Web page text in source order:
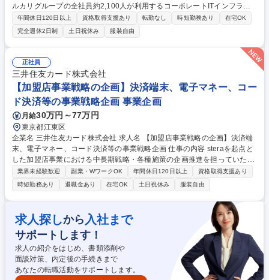
ルカリグループの全社員約2,100人が利用するコーポレートITインフラ全
般の管理・運用を行っており、以下の業務をお任せします。 ■オフィスネ
ットワーク、セキュリティシステムの設計・構築・運用 ■Google Cloudや
Microsoft Azure など IaaS や仮想基盤の設計・構築・運用■okta、Google
WorkSpace など SaaS の設計・構築・運用 ■Endpoint（端末 / モバイ
ル）の設計・構築・運用 ※ゼロトラストに代表されるようなセキュリティ
アーキテクチャなども取り入れ、より高度で最適な Infrastructure のモデ
ルを作成していく役割を担います。 募集職種 【社内SE(ネットワーク)】
フルフレックス/最適なコーポレートITの実現◎
年間休日120日以上 資格取得支援あり 転勤なし 時短勤務あり
在宅OK
完全週休2日制
土日祝休み 服装自由
正社員
三井住友カード株式会社
【加盟店事業戦略の企画】決済端末、電子マネー、コー
ド決済等の事業戦略企画 事業企画
月給30万円～77万円
東京都江東区
企業名 三井住友カード株式会社 求人名 【加盟店事業戦略の企画】決済端
末、電子マネー、コード決済等の事業戦略企画 仕事の内容 steraを起点と
した加盟店事業における中長期戦略・各種施策の企画推進を担っていただ
きます。決済市場の変化を捉え、加盟店・カード会員・当社の三者にとっ
て価値あるビジネスモデルを構築するポジションです。 ■加盟店事業にお
ける中長期成長戦略・事業計画の策定 ■加盟店向け新サービス・新ビジネ
スモデルの企画立案 ■決済市場・競合(国内外アクワイアラー、Pay/QR事
業者等)の調査・分析 ■決済ブランド会社、当局等との渉外及び調整 【取
組事例】三井住友カードが手掛ける次世代決済プラットフォーム『stera』
https://www.smbc-card.com/kamei/stera/index.jsp 募集職種 【加盟店事業
戦略の企画】決済端末、電子マネー、コード決済等の事業戦略企画
業界未経験歓迎 副業・WワークOK 年間休日120日以上
資格取得支援あり
時短勤務あり
退職金あり 在宅OK 土日祝休み 服装自由
求人探しから 入社まで
サポートします！
求人の紹介をはじめ、書類添削や
面談対策、内定後の手続きまで
あなたの転職活動をサポートします。